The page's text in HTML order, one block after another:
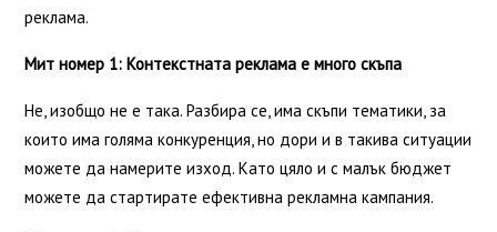
реклама.
Мит номер 1: Контекстната реклама е много скъпа
Не, изобщо не е така. Разбира се, има скъпи тематики, за
които има голяма конкуренция, но дори и в такива ситуации
можете да намерите изход. Като цяло и с малък бюджет
можете да стартирате ефективна рекламна кампания.